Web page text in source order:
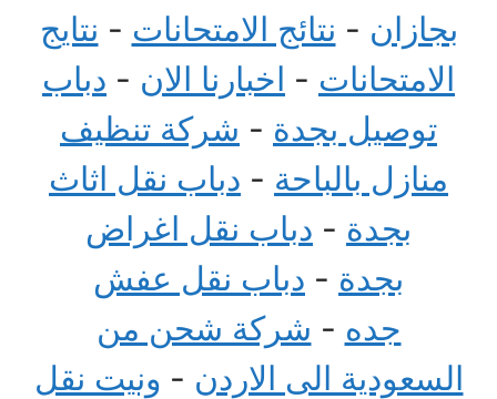
بجازان - نتائج الامتحانات - نتايج
الامتحانات - اخبارنا الان - دباب
توصيل بجدة - شركة تنظيف
منازل بالباحة - دباب نقل اثاث
بجدة - دباب نقل اغراض
بجدة - دباب نقل عفش
جده - شركة شحن من
السعودية الى الاردن - ونيت نقل